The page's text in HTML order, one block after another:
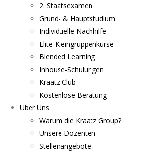
2. Staatsexamen
Grund- & Hauptstudium
Individuelle Nachhilfe
Elite-Kleingruppenkurse
Blended Learning
Inhouse-Schulungen
Kraatz Club
Kostenlose Beratung
Über Uns
Warum die Kraatz Group?
Unsere Dozenten
Stellenangebote